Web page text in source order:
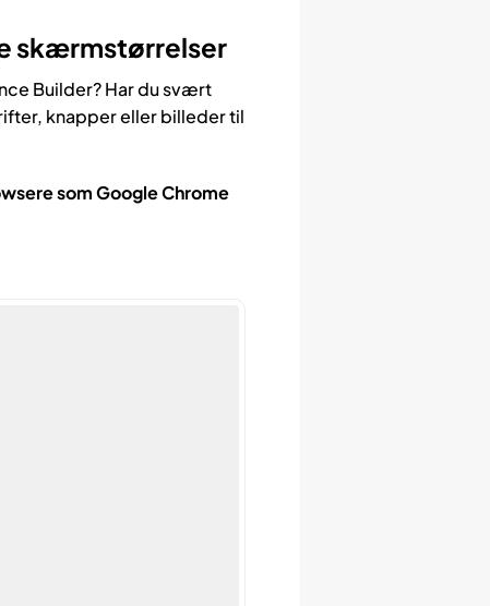
skærmstørrelser
Builder? Har du svært
knapper eller billeder til
som Google Chrome